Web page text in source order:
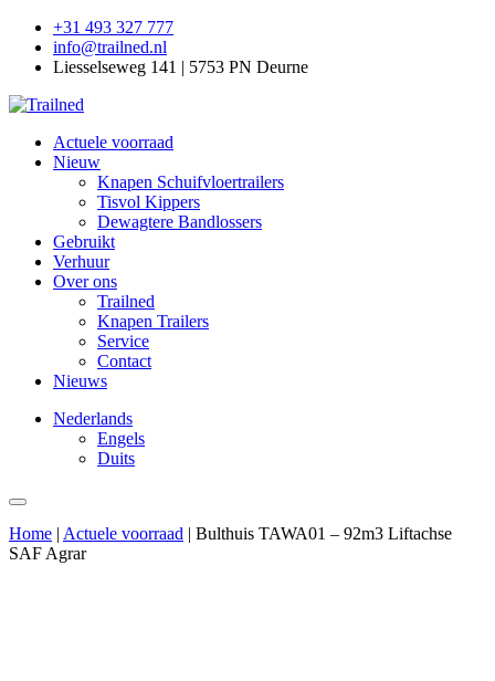
+31 493 327 777
info@trailned.nl
Liesselseweg 141 | 5753 PN Deurne
Actuele voorraad
Nieuw
Knapen Schuifvloertrailers
Tisvol Kippers
Dewagtere Bandlossers
Gebruikt
Verhuur
Over ons
Trailned
Knapen Trailers
Service
Contact
Nieuws
Nederlands
Engels
Duits
Home | Actuele voorraad | Bulthuis TAWA01 – 92m3 Liftachse
SAF Agrar